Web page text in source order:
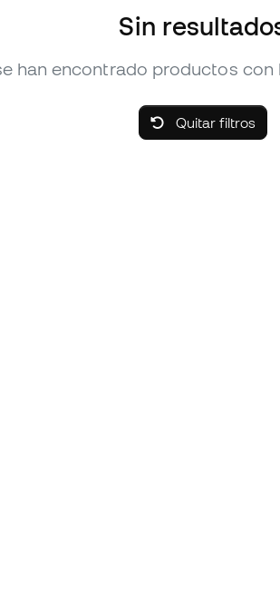
Sin
han encontrado productos con
Quitar filtros